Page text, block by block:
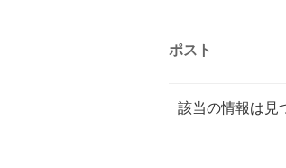
ポスト
該当の情報は見